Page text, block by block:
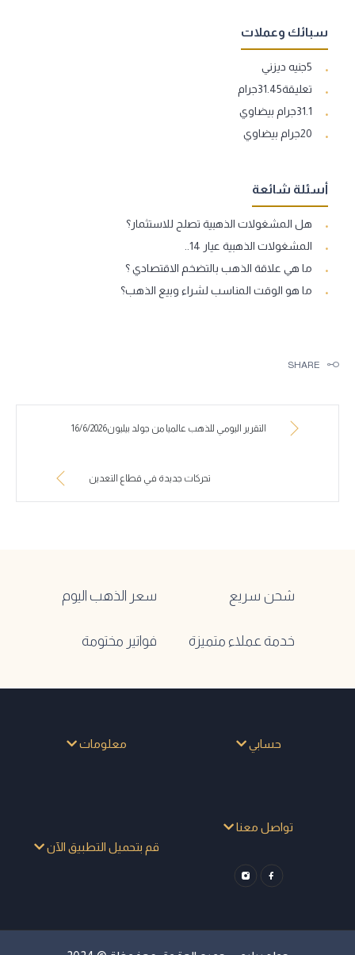
سبائك وعملات
5جنيه ديزني
تعليقة31.45جرام
31.1جرام بيضاوي
20جرام بيضاوي
أسئلة شائعة
هل المشغولات الذهبية تصلح للاستثمار؟
المشغولات الذهبية عيار 14..
ما هي علاقة الذهب بالتضخم الاقتصادي ؟
ما هو الوقت المناسب لشراء وبيع الذهب؟
SHARE
التقرير اليومي للذهب عالميا من جولد بيليون16/6/2026
تحركات جديدة في قطاع التعدين
شحن سريع سعر الذهب اليوم
خدمة عملاء متميزة فواتير مختومة
حسابي معلومات
تواصل معنا
قم بتحميل التطبيق الآن